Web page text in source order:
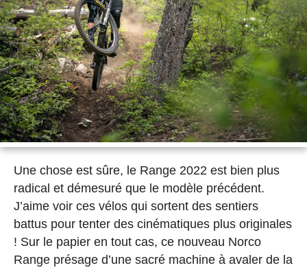
Une chose est sûre, le Range 2022 est bien plus
radical et démesuré que le modèle précédent.
J’aime voir ces vélos qui sortent des sentiers
battus pour tenter des cinématiques plus originales
! Sur le papier en tout cas, ce nouveau Norco
Range présage d’une sacré machine à avaler de la